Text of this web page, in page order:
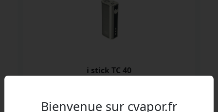
i stick TC 40
Bienvenue sur cvapor.fr